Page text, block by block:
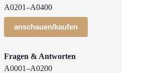
A0201–A0400
anschauen/kaufen
Fragen & Antworten
A0001–A0200